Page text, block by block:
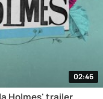
02:46